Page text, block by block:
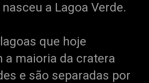
a Lagoa Verde.
que hoje
a maioria da cratera
e são separadas por